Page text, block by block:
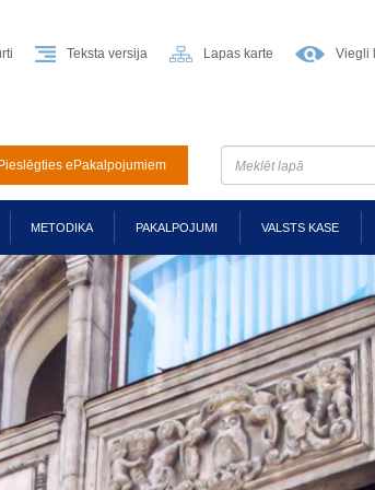
Teksta versija Lapas karte Viegli
Pieslēgties ePakalpojumiem
METODIKA PAKALPOJUMI VALSTS KASE